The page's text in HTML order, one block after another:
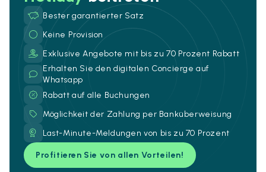
Bester garantierter Satz
Keine Provision
Exklusive Angebote mit bis zu 70 Prozent Rabatt
Erhalten Sie den digitalen Concierge auf
Whatsapp
Rabatt auf alle Buchungen
Möglichkeit der Zahlung per Banküberweisung
Last-Minute-Meldungen von bis zu 70 Prozent
Profitieren Sie von allen Vorteilen!